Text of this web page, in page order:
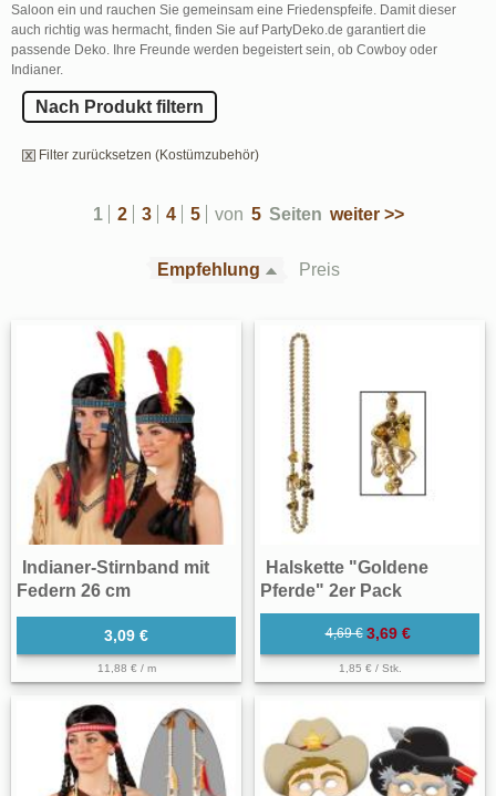
Saloon ein und rauchen Sie gemeinsam eine Friedenspfeife. Damit dieser
auch richtig was hermacht, finden Sie auf PartyDeko.de garantiert die
passende Deko. Ihre Freunde werden begeistert sein, ob Cowboy oder
Indianer.
Nach Produkt filtern
Filter zurücksetzen (Kostümzubehör)
1 2 3 4 5 von 5 Seiten weiter >>
Empfehlung Preis
Indianer-Stirnband mit
Federn 26 cm
3,09 €
11,88 € / m
Halskette "Goldene
Pferde" 2er Pack
4,69 € 3,69 €
1,85 € / Stk.